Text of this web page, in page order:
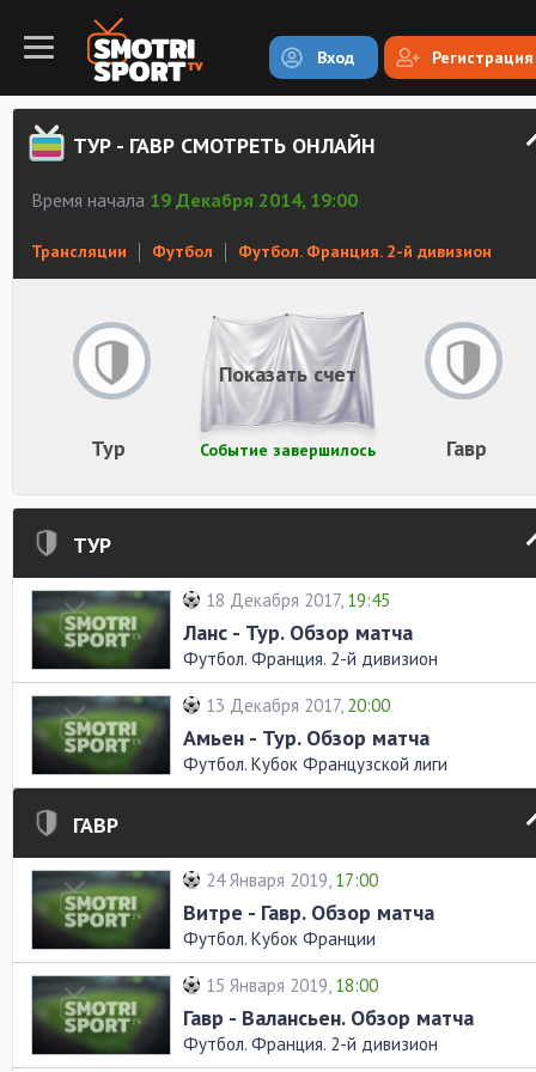
Вход Регистрация
ТУР - ГАВР СМОТРЕТЬ ОНЛАЙН
Время начала 19 Декабря 2014, 19:00
Трансляции Футбол Футбол. Франция. 2-й дивизион
Тур Гавр
Событие завершилось
Показать счет
ТУР
18 Декабря 2017, 19:45
Ланс - Тур. Обзор матча
Футбол. Франция. 2-й дивизион
13 Декабря 2017, 20:00
Амьен - Тур. Обзор матча
Футбол. Кубок Французской лиги
ГАВР
24 Января 2019, 17:00
Витре - Гавр. Обзор матча
Футбол. Кубок Франции
15 Января 2019, 18:00
Гавр - Валансьен. Обзор матча
Футбол. Франция. 2-й дивизион